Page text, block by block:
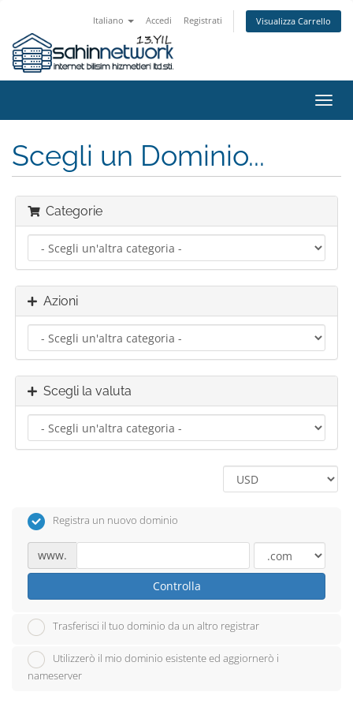
Italiano Accedi Registrati Visualizza Carrello
Attiva
Scegli un Dominio...
Categorie
Azioni
Scegli la valuta
Registra un nuovo dominio
www.
Controlla
Trasferisci il tuo dominio da un altro registrar
Utilizzerò il mio dominio esistente ed aggiornerò i
nameserver